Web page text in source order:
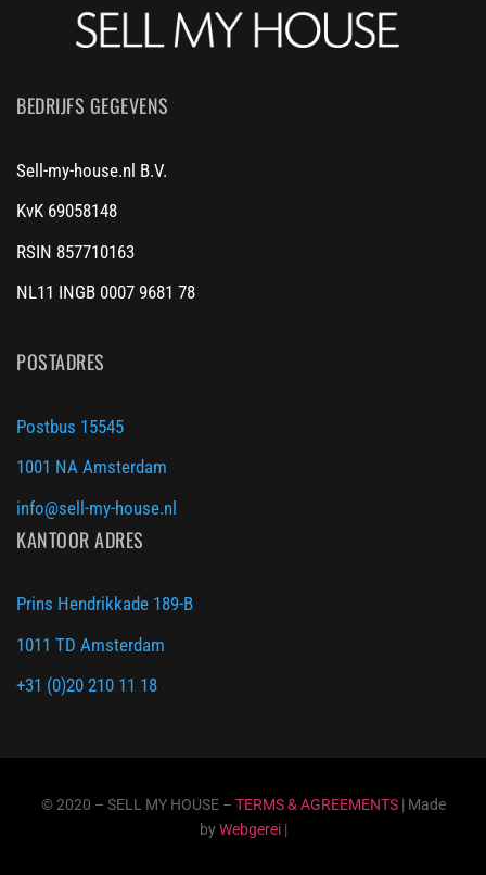
BEDRIJFS GEGEVENS
Sell-my-house.nl B.V.
KvK 69058148
RSIN 857710163
NL11 INGB 0007 9681 78
POSTADRES
Postbus 15545
1001 NA Amsterdam
info@sell-my-house.nl
KANTOOR ADRES
Prins Hendrikkade 189-B
1011 TD Amsterdam
+31 (0)20 210 11 18
© 2020 – SELL MY HOUSE – TERMS & AGREEMENTS| Made
byWebgerei|